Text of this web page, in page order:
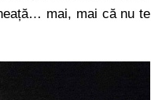
mai, mai că nu te